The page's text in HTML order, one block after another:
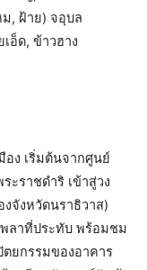
, ฝ้าย) จอุบล
อ็ด, ข้าวฮาง
อง เริ่มต้นจากศูนย์
ราชดำริ เข้าสู่วง
จังหวัดนราธิวาส)
ลาที่ประทับ พร้อมชม
ยกรรมของอาคาร